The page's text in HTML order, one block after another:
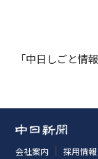
「中日しごと情
会社案内 採用情報